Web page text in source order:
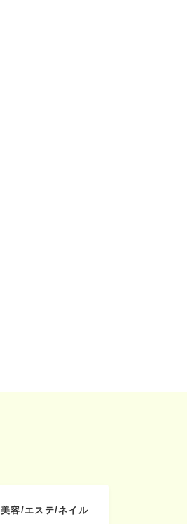
美容/エステ/ネイル